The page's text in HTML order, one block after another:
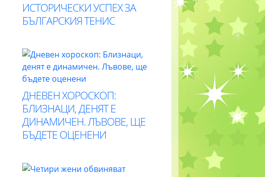
ИСТОРИЧЕСКИ УСПЕХ ЗА
БЪЛГАРСКИЯ ТЕНИС
ДНЕВЕН ХОРОСКОП:
БЛИЗНАЦИ, ДЕНЯТ Е
ДИНАМИЧЕН. ЛЪВОВЕ, ЩЕ
БЪДЕТЕ ОЦЕНЕНИ